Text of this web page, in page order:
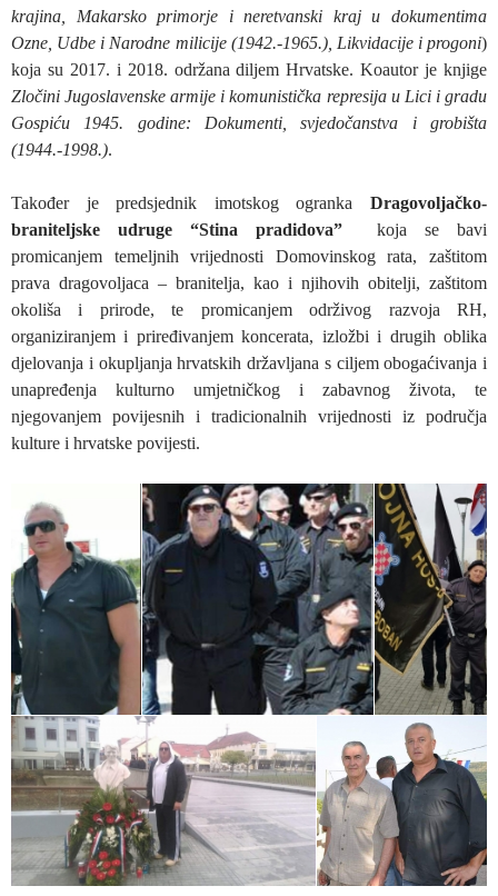
krajina, Makarsko primorje i neretvanski kraj u dokumentima
Ozne, Udbe i Narodne milicije (1942.-1965.), Likvidacije i progoni)
koja su 2017. i 2018. održana diljem Hrvatske. Koautor je knjige
Zločini Jugoslavenske armije i komunistička represija u Lici i gradu
Gospiću 1945. godine: Dokumenti, svjedočanstva i grobišta
(1944.-1998.).
Također je predsjednik imotskog ogranka Dragovoljačko-
braniteljske udruge “Stina pradidova”koja se bavi
promicanjem temeljnih vrijednosti Domovinskog rata, zaštitom
prava dragovoljaca – branitelja, kao i njihovih obitelji, zaštitom
okoliša i prirode, te promicanjem održivog razvoja RH,
organiziranjem i priređivanjem koncerata, izložbi i drugih oblika
djelovanja i okupljanja hrvatskih državljana s ciljem obogaćivanja i
unapređenja kulturno umjetničkog i zabavnog života, te
njegovanjem povijesnih i tradicionalnih vrijednosti iz područja
kulture i hrvatske povijesti.